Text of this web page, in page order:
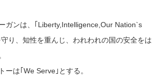
ガンは、｢Liberty,Intelligence,Our Nation`s
り、知性を重んじ、われわれの国の安全をは
ーは｢We Serve｣とする。